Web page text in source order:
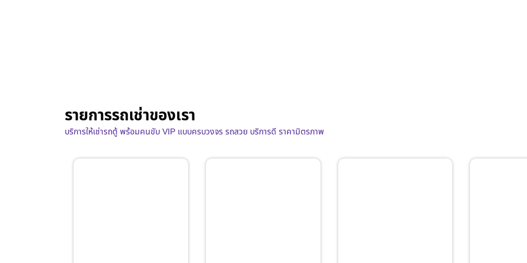
รายการรถเช่าของเรา
บริการให้เช่ารถตู้ พร้อมคนขับ VIP แบบครบวงจร รถสวย บริการดี ราคามิตรภาพ